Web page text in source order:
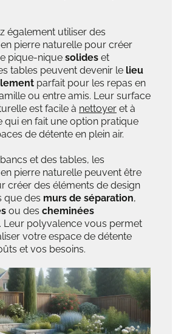
également utiliser des
pierre naturelle pour créer
pique-nique solides et
tables peuvent devenir le lieu
parfait pour les repas en
ou entre amis. Leur surface
est facile à nettoyer et à
qui en fait une option pratique
de détente en plein air.
et des tables, les
pierre naturelle peuvent être
créer des éléments de design
que des murs de séparation,
ou des cheminées
. Leur polyvalence vous permet
votre espace de détente
et vos besoins.